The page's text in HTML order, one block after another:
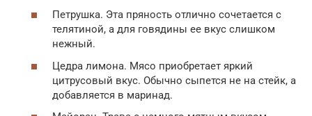
Петрушка. Эта пряность отлично сочетается с
телятиной, а для говядины ее вкус слишком
нежный.
Цедра лимона. Мясо приобретает яркий
цитрусовый вкус. Обычно сыпется не на стейк, а
добавляется в маринад.